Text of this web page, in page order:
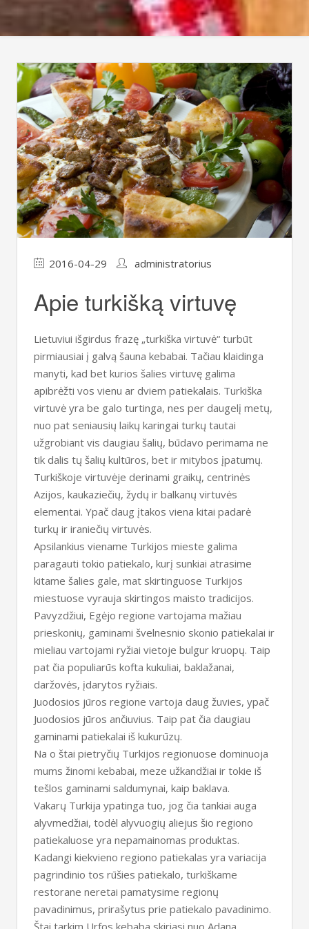
2016-04-29 administratorius
Apie turkišką virtuvę
Lietuviui išgirdus frazę „turkiška virtuvė“ turbūt
pirmiausiai į galvą šauna kebabai. Tačiau klaidinga
manyti, kad bet kurios šalies virtuvę galima
apibrėžti vos vienu ar dviem patiekalais. Turkiška
virtuvė yra be galo turtinga, nes per daugelį metų,
nuo pat seniausių laikų karingai turkų tautai
užgrobiant vis daugiau šalių, būdavo perimama ne
tik dalis tų šalių kultūros, bet ir mitybos įpatumų.
Turkiškoje virtuvėje derinami graikų, centrinės
Azijos, kaukaziečių, žydų ir balkanų virtuvės
elementai. Ypač daug įtakos viena kitai padarė
turkų ir iraniečių virtuvės.
Apsilankius viename Turkijos mieste galima
paragauti tokio patiekalo, kurį sunkiai atrasime
kitame šalies gale, mat skirtinguose Turkijos
miestuose vyrauja skirtingos maisto tradicijos.
Pavyzdžiui, Egėjo regione vartojama mažiau
prieskonių, gaminami švelnesnio skonio patiekalai ir
mieliau vartojami ryžiai vietoje bulgur kruopų. Taip
pat čia populiarūs kofta kukuliai, baklažanai,
daržovės, įdarytos ryžiais.
Juodosios jūros regione vartoja daug žuvies, ypač
Juodosios jūros ančiuvius. Taip pat čia daugiau
gaminami patiekalai iš kukurūzų.
Na o štai pietryčių Turkijos regionuose dominuoja
mums žinomi kebabai, meze užkandžiai ir tokie iš
tešlos gaminami saldumynai, kaip baklava.
Vakarų Turkija ypatinga tuo, jog čia tankiai auga
alyvmedžiai, todėl alyvuogių aliejus šio regiono
patiekaluose yra nepamainomas produktas.
Kadangi kiekvieno regiono patiekalas yra variacija
pagrindinio tos rūšies patiekalo, turkiškame
restorane neretai pamatysime regionų
pavadinimus, prirašytus prie patiekalo pavadinimo.